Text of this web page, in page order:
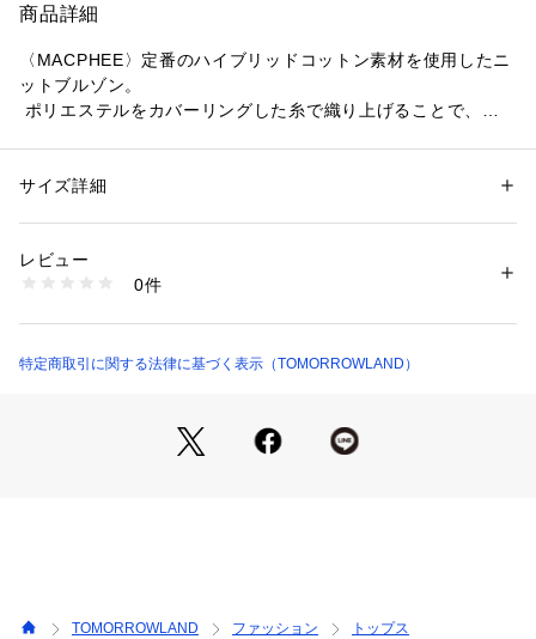
商品詳細
〈MACPHEE〉定番のハイブリッドコットン素材を使用したニ
ットブルゾン。
ポリエステルをカバーリングした糸で織り上げることで、ナ
るようなショールカラーがデザインポイントです。
コンパクトな丈感でワイドパンツやロングスカートなどのボリ
ュームボトムスとも相性抜群。ライトなアウター感覚で長い時
ーの2色展開。
性別：レディース
素材：コットン60％　ポリエステル40％
洗濯：手洗い、漂白不可、タンブル乾燥不可、自然乾燥、アイロン仕上げ
可、ドライ可、ウエットクリーニング可
商品番号：1095000008705 （モール）
サイズ詳細
レビュー
0件
特定商取引に関する法律に基づく表示（TOMORROWLAND）
TOMORROWLAND ファッション
トップス